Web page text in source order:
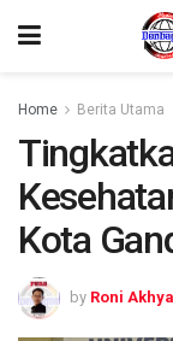
Home Berita Utama
Kota
by Roni